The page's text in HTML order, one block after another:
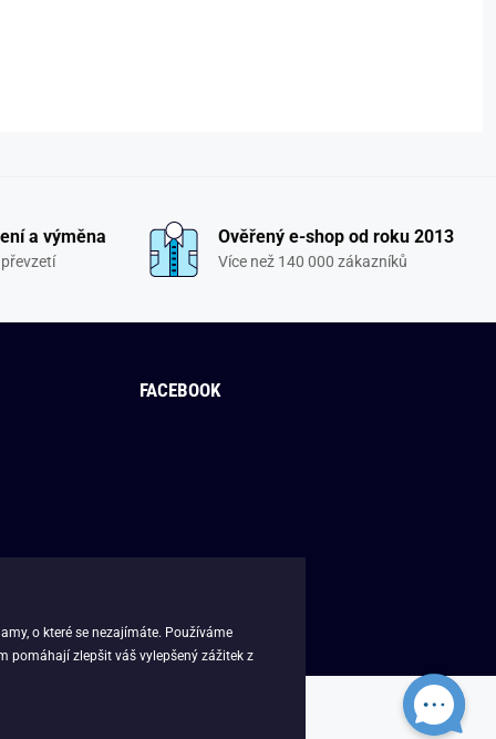
a výměna Ověřený e-shop od roku 2013
Více než 140 000 zákazníků
FACEBOOK
o které se nezajímáte. Používáme
pomáhají zlepšit váš vylepšený zážitek z